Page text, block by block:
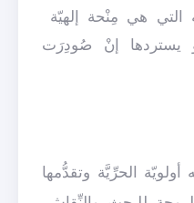
التي هي مِنْحة إلهيّة
يستردها إنْ صُودِرَت
أولويّة الحرِّيَّة وتقدُّمها